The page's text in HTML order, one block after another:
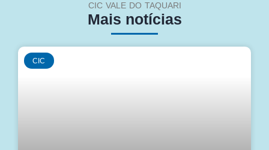
CIC VALE DO TAQUARI
Mais notícias
CIC